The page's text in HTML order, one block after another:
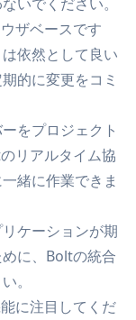
ザベースです
依然として良い
的に変更をコミ
をプロジェクト
リアルタイム協
緒に作業できま
ケーションが期
に、Boltの統合
。
に注目してくだ